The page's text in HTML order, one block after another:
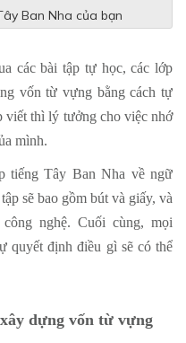
Ban Nha của bạn
các bài tập tự học, các lớp
vốn từ vựng bằng cách tự
viết thì lý tưởng cho việc nhớ
mình.
tiếng Tây Ban Nha về ngữ
sẽ bao gồm bút và giấy, và
nghệ. Cuối cùng, mọi
quyết định điều gì sẽ có thể
dựng vốn từ vựng